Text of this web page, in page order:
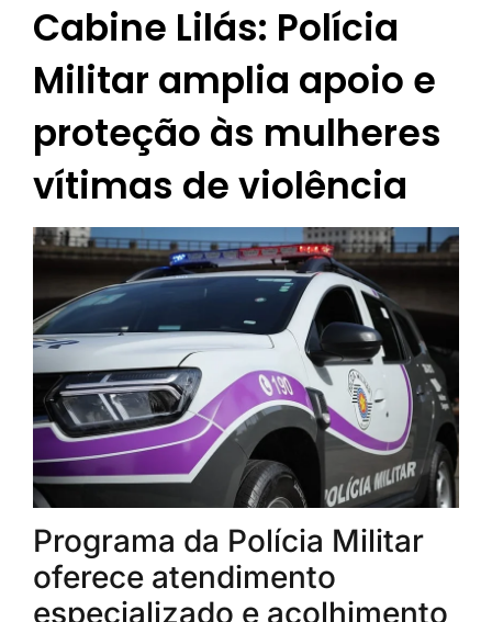
Cabine Lilás: Polícia
Militar amplia apoio e
proteção às mulheres
vítimas de violência
Programa da Polícia Militar
oferece atendimento
especializado e acolhimento